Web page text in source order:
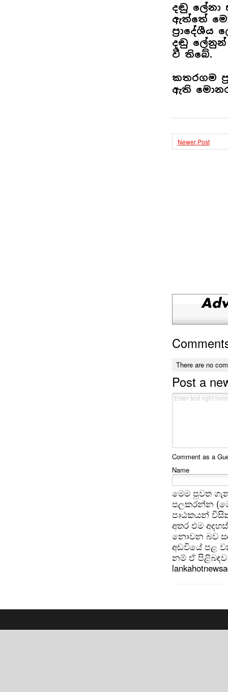
දඬු
ඇත්තේ
දඬු ලේනුන්
වී තිබේ.
කතරගම
ඇති
Newer Post
There are no
Post a
Comment as a
Name
මෙම පුවත
පලකරන්න
පාඨකයන්
අතර එම
නොවන බව
අඩවියේ පළ
නම් ඒ පිළිබඳව